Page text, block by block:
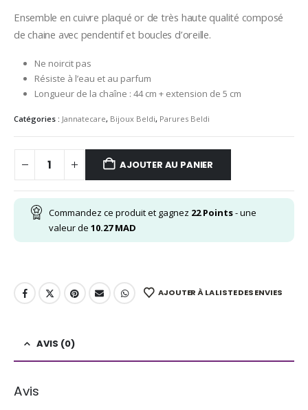
Ensemble en cuivre plaqué or de très haute qualité composé
de chaine avec pendentif et boucles d’oreille.
Ne noircit pas
Résiste à l’eau et au parfum
Longueur de la chaîne : 44 cm + extension de 5 cm
Catégories : Jannatecare, Bijoux Beldi, Parures Beldi
AJOUTER AU PANIER
Commandez ce produit et gagnez 22Points- une
valeur de 10.27MAD
AJOUTER À LA LISTE DES ENVIES
AVIS (0)
Avis